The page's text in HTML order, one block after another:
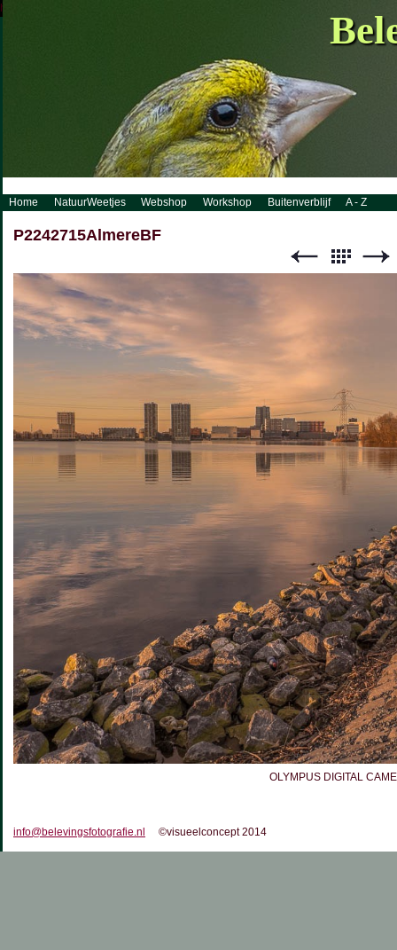
http://www.visueelconcept.nl/sitemap.xml.gz
Home NatuurWeetjes Webshop Workshop Buitenverblijf A - Z
P2242715AlmereBF
OLYMPUS DIGITAL
info@belevingsfotografie.nl ©visueelconcept 2014